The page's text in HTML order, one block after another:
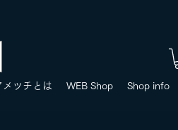
メツチとは WEB Shop Shop info